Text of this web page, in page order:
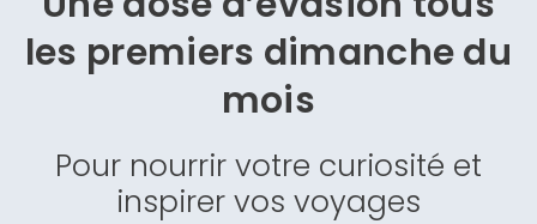
les premiers dimanche du
mois
Pour nourrir votre curiosité et
inspirer vos voyages